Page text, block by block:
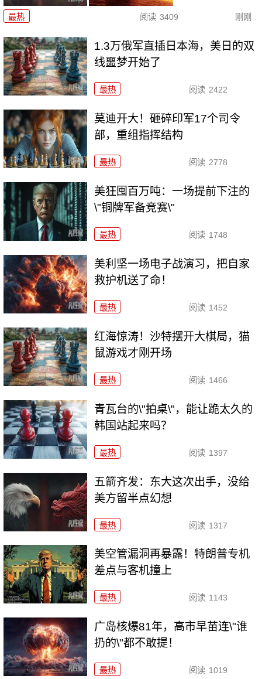
最热 阅读 3409 刚刚
1.3万俄军直插日本海，美日的双
线噩梦开始了
最热 阅读 2422
莫迪开大！砸碎印军17个司令
部，重组指挥结构
最热 阅读 2778
美狂囤百万吨：一场提前下注的
\"铜牌军备竞赛\"
最热 阅读 1748
美利坚一场电子战演习，把自家
救护机送了命！
最热 阅读 1452
红海惊涛！沙特摆开大棋局，猫
鼠游戏才刚开场
最热 阅读 1466
青瓦台的\"拍桌\"，能让跪太久的
韩国站起来吗？
最热 阅读 1397
五箭齐发：东大这次出手，没给
美方留半点幻想
最热 阅读 1317
美空管漏洞再暴露！特朗普专机
差点与客机撞上
最热 阅读 1143
广岛核爆81年，高市早苗连\"谁
扔的\"都不敢提！
最热 阅读 1019